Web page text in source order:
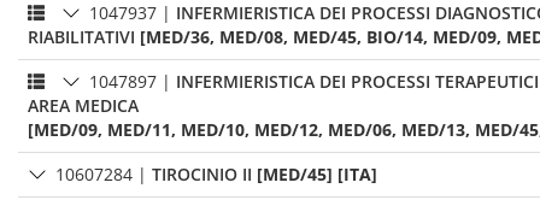
1047937 | INFERMIERISTICA DEI PROCESSI
RIABILITATIVI [MED/36, MED/08, MED/45, BIO/14, MED/09,
1047897 | INFERMIERISTICA DEI PROCESSI
AREA MEDICA
[MED/09, MED/11, MED/10, MED/12, MED/06, MED/13, MED/
10607284 | TIROCINIO II [MED/45] [ITA]